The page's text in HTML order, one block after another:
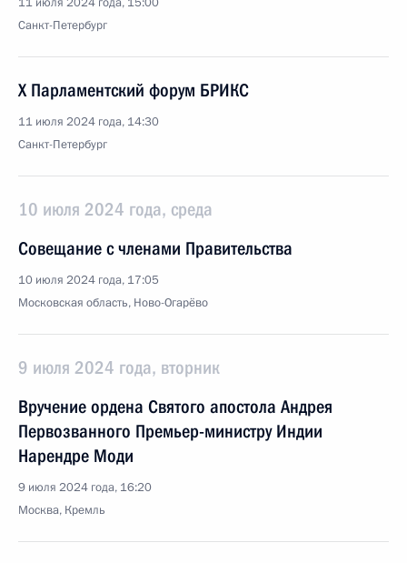
Санкт-Петербург
X Парламентский форум БРИКС
11 июля 2024 года, 14:30
Санкт-Петербург
10 июля 2024 года, среда
Совещание с членами Правительства
10 июля 2024 года, 17:05
Московская область, Ново-Огарёво
9 июля 2024 года, вторник
Вручение ордена Святого апостола Андрея
Первозванного Премьер-министру Индии
Нарендре Моди
9 июля 2024 года, 16:20
Москва, Кремль